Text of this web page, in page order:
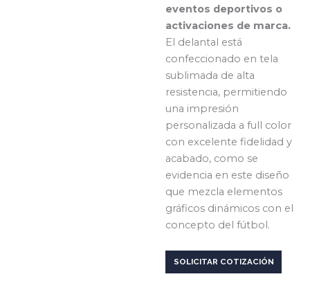
eventos deportivos o
activaciones de marca.
El delantal está
confeccionado en tela
sublimada de alta
resistencia, permitiendo
una impresión
personalizada a full color
con excelente fidelidad y
acabado, como se
evidencia en este diseño
que mezcla elementos
gráficos dinámicos con el
concepto del fútbol.
SOLICITAR COTIZACIÓN